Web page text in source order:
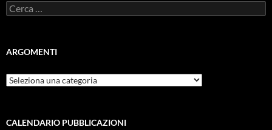
Ricerca
per:
ARGOMENTI
ARGOMENTI
CALENDARIO PUBBLICAZIONI